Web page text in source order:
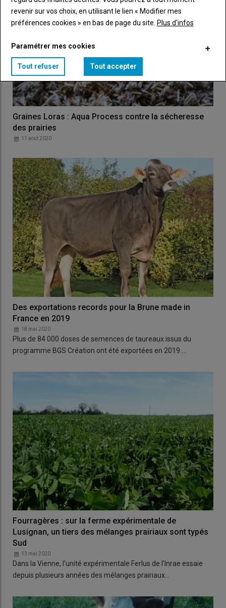
Graines Loras : Aqua Process contre la sécheresse
des prairies
11 août 2020
Des exportations records pour la Brune made in
France en 2019
18 mai 2020
Plus de 84 000 doses de semences de taureaux issus du
programme BGS Création ont été exportées en 2019.…
Fourragères : sur la ferme expérimentale de
Lusignan, un tiers des mélanges prairiaux sont typés
Sud
13 mai 2020
Dans la Vienne, l'unité expérimentale Ferlus de l'Inrae essaie
depuis plusieurs années des mélanges prairiaux…
revenir sur vos choix, en utilisant le lien « Modifier mes
préférences cookies » en bas de page du site. Plus d'infos
Paramétrer mes cookies
Tout refuser Tout accepter